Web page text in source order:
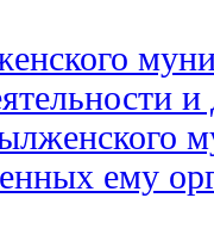
ему